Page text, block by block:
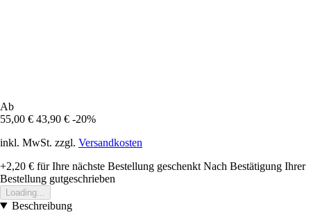
Ab
55,00 € 43,90 € -20%
inkl. MwSt. zzgl. Versandkosten
+2,20 € für Ihre nächste Bestellung geschenkt Nach Bestätigung Ihrer
Bestellung gutgeschrieben
Loading...
Beschreibung